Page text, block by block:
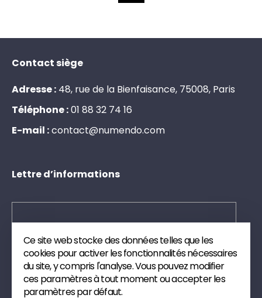
Ce site web stocke des données telles que les
cookies pour activer les fonctionnalités nécessaires
du site, y compris l'analyse. Vous pouvez modifier
ces paramètres à tout moment ou accepter les
paramètres par défaut.
Contact siège
Adresse : 48, rue de la Bienfaisance, 75008, Paris
Téléphone :01 88 32 74 16
E-mail :contact@numendo.com
Lettre d’informations
Envoyer
Inscrivez-vous à notre newsletter. Nous vous
enverrons des publications et des articles de veille